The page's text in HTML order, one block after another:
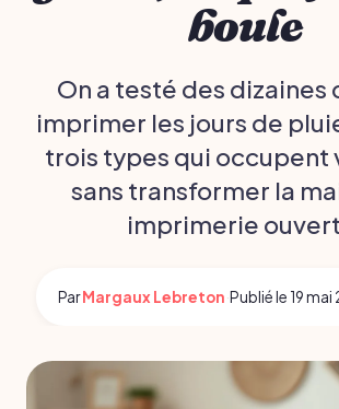
boule
On a testé des dizaines
imprimer les jours de
trois types qui occupent
sans transformer la
imprimerie
ParMargaux Lebreton·Publié le 19